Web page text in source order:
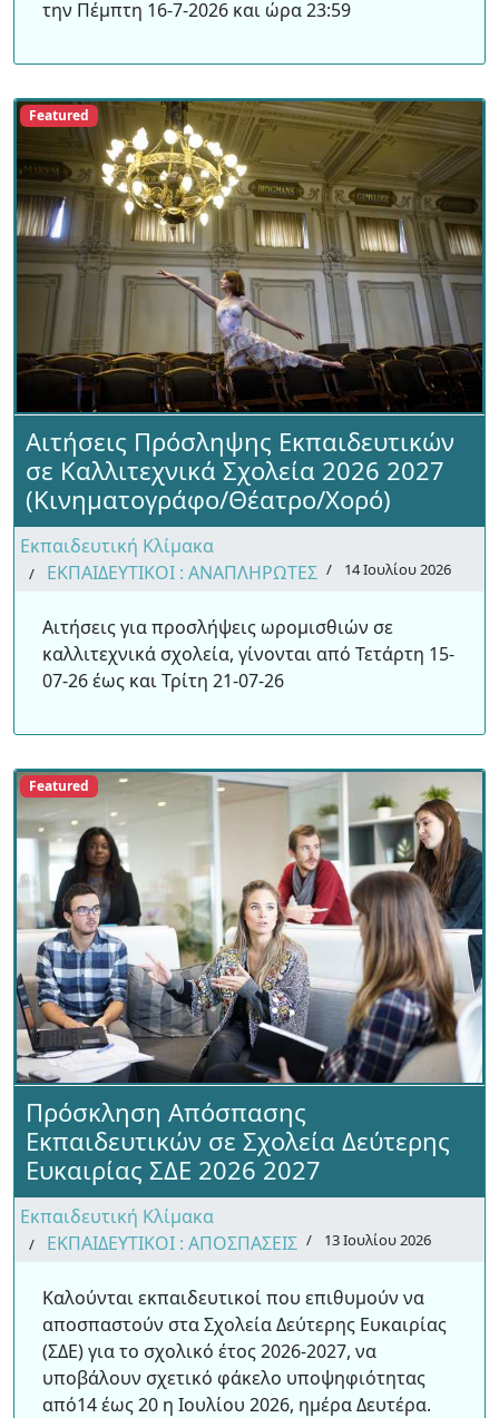
την Πέμπτη 16-7-2026 και ώρα 23:59
Featured
Αιτήσεις Πρόσληψης Εκπαιδευτικών
σε Καλλιτεχνικά Σχολεία 2026 2027
(Κινηματογράφο/Θέατρο/Χορό)
Εκπαιδευτική Κλίμακα
ΕΚΠΑΙΔΕΥΤΙΚΟΙ : ΑΝΑΠΛΗΡΩΤΕΣ
14 Ιουλίου 2026
Αιτήσεις για προσλήψεις ωρομισθιών σε
καλλιτεχνικά σχολεία, γίνονται από Τετάρτη 15-
07-26 έως και Τρίτη 21-07-26
Featured
Πρόσκληση Απόσπασης
Εκπαιδευτικών σε Σχολεία Δεύτερης
Ευκαιρίας ΣΔΕ 2026 2027
Εκπαιδευτική Κλίμακα
ΕΚΠΑΙΔΕΥΤΙΚΟΙ : ΑΠΟΣΠΑΣΕΙΣ
13 Ιουλίου 2026
Καλούνται εκπαιδευτικοί που επιθυμούν να
αποσπαστούν στα Σχολεία Δεύτερης Ευκαιρίας
(ΣΔΕ) για το σχολικό έτος 2026-2027, να
υποβάλουν σχετικό φάκελο υποψηφιότητας
από14 έως 20 η Ιουλίου 2026, ημέρα Δευτέρα.